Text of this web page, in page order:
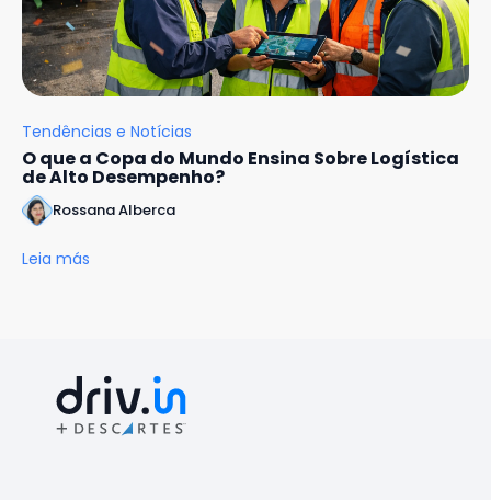
Tendências e Notícias
O que a Copa do Mundo Ensina Sobre Logística
de Alto Desempenho?
Rossana Alberca
Leia más